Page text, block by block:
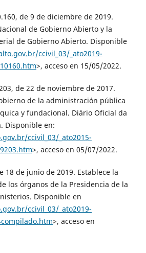
de 9 de diciembre de 2019.
de Gobierno Abierto y la
de Gobierno Abierto. Disponible
ccivil_03/_ato2019-
>, acceso en 15/05/2022.
de 22 de noviembre de 2017.
de la administración pública
y fundacional. Diário Oficial da
Disponible en:
ccivil_03/_ato2015-
>, acceso en 05/07/2022.
18 de junio de 2019. Establece la
los órganos de la Presidencia de la
Disponible en
ccivil_03/_ato2019-
>, acceso en